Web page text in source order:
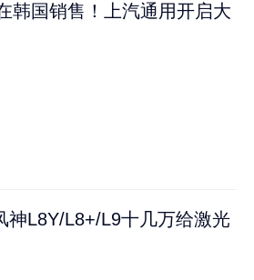
韩国销售！上汽通用开启大
神L8Y/L8+/L9十几万给激光